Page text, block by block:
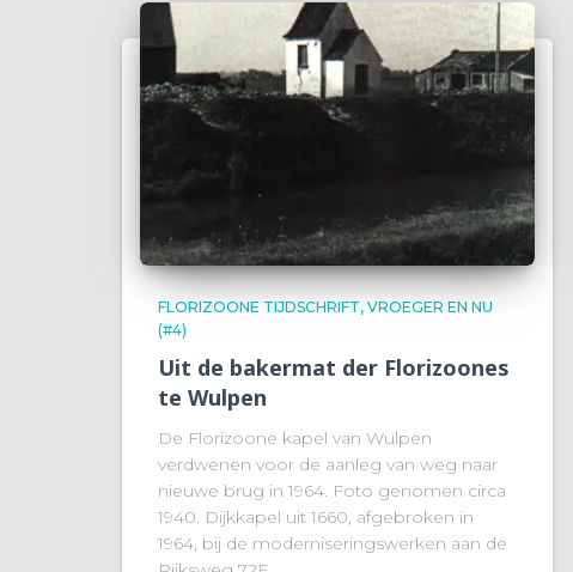
FLORIZOONE TIJDSCHRIFT, VROEGER EN NU
(#4)
Uit de bakermat der Florizoones
te Wulpen
De Florizoone kapel van Wulpen
verdwenen voor de aanleg van weg naar
nieuwe brug in 1964. Foto genomen circa
1940. Dijkkapel uit 1660, afgebroken in
1964, bij de moderniseringswerken aan de